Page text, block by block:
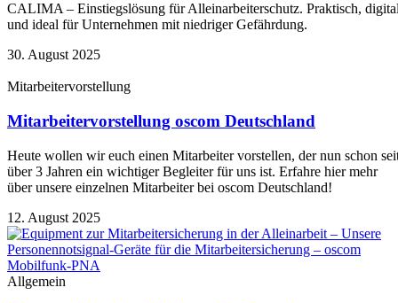
CALIMA – Einstiegslösung für Alleinarbeiterschutz. Praktisch,
und ideal für Unternehmen mit niedriger Gefährdung.
30. August 2025
Mitarbeitervorstellung
Mitarbeitervorstellung oscom Deutschland
Heute wollen wir euch einen Mitarbeiter vorstellen, der nun schon
über 3 Jahren ein wichtiger Begleiter für uns ist. Erfahre hier mehr
über unsere einzelnen Mitarbeiter bei oscom Deutschland!
12. August 2025
Allgemein